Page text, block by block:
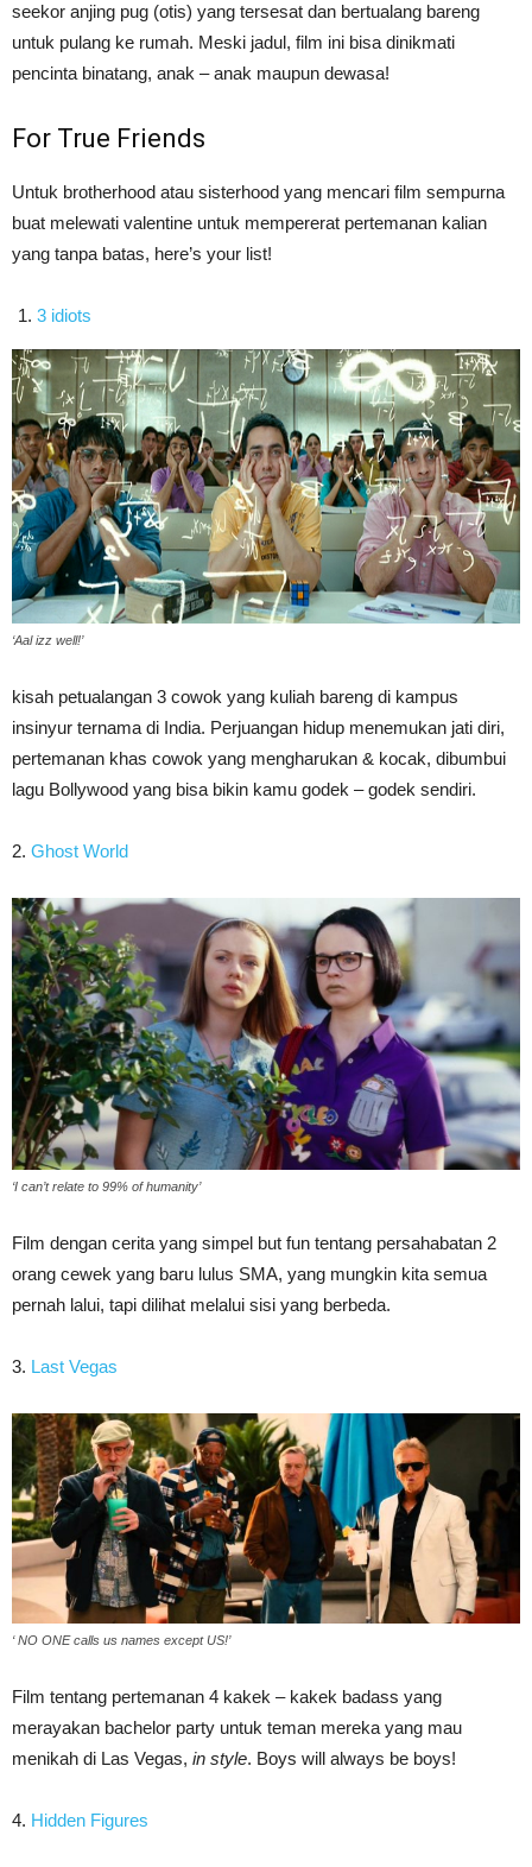
seekor anjing pug (otis) yang tersesat dan bertualang bareng
untuk pulang ke rumah. Meski jadul, film ini bisa dinikmati
pencinta binatang, anak – anak maupun dewasa!
For True Friends
Untuk brotherhood atau sisterhood yang mencari film sempurna
buat melewati valentine untuk mempererat pertemanan kalian
yang tanpa batas, here’s your list!
3 idiots
‘Aal izz well!’
kisah petualangan 3 cowok yang kuliah bareng di kampus
insinyur ternama di India. Perjuangan hidup menemukan jati diri,
pertemanan khas cowok yang mengharukan & kocak, dibumbui
lagu Bollywood yang bisa bikin kamu godek – godek sendiri.
2. Ghost World
‘I can’t relate to 99% of humanity’
Film dengan cerita yang simpel but fun tentang persahabatan 2
orang cewek yang baru lulus SMA, yang mungkin kita semua
pernah lalui, tapi dilihat melalui sisi yang berbeda.
3. Last Vegas
‘ NO ONE calls us names except US!’
Film tentang pertemanan 4 kakek – kakek badass yang
merayakan bachelor party untuk teman mereka yang mau
menikah di Las Vegas, in style. Boys will always be boys!
4. Hidden Figures